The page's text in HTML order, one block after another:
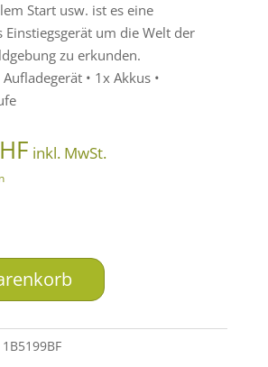
Start usw. ist es eine
Einstiegsgerät um die Welt der
zu erkunden.
• 1x Akkus •
inkl. MwSt.
1B5199BF